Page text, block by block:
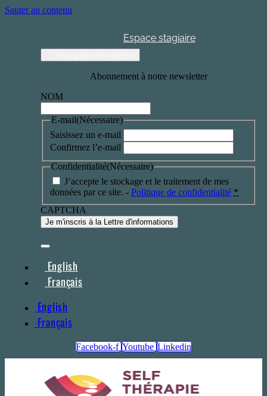
Sauter au contenu
Espace stagiaire
Abonnement à notre newsletter
NOM
E-mail(Nécessaire)
Saisissez un e-mail
Confirmez l’e-mail
Confidentialité(Nécessaire)
J‘accepte le stockage et le traitement de mes
données par ce site. - Politique de confidentialité *
CAPTCHA
English
Français
English
Français
Facebook-f Youtube Linkedin